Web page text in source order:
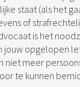
staat (als het
of
is het
jouw opgelopen
meer
te kunnen